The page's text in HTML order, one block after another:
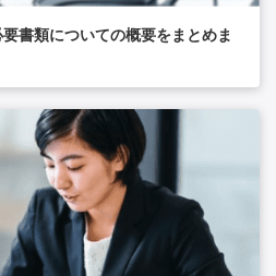
書類についての概要をまとめま